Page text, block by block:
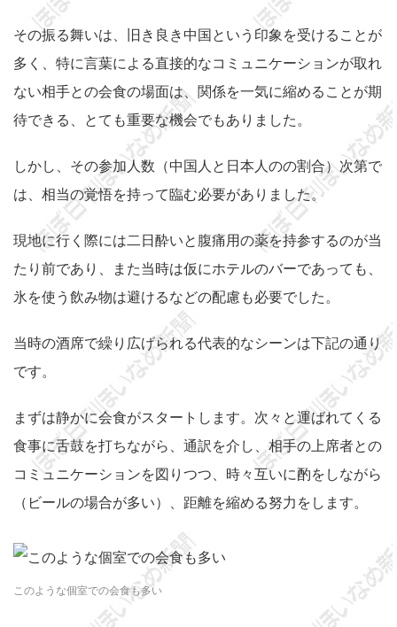
その振る舞いは、旧き良き中国という印象を受けることが
多く、特に言葉による直接的なコミュニケーションが取れ
ない相手との会食の場面は、関係を一気に縮めることが期
待できる、とても重要な機会でもありました。
しかし、その参加人数（中国人と日本人のの割合）次第で
は、相当の覚悟を持って臨む必要がありました。
現地に行く際には二日酔いと腹痛用の薬を持参するのが当
たり前であり、また当時は仮にホテルのバーであっても、
氷を使う飲み物は避けるなどの配慮も必要でした。
当時の酒席で繰り広げられる代表的なシーンは下記の通り
です。
まずは静かに会食がスタートします。次々と運ばれてくる
食事に舌鼓を打ちながら、通訳を介し、相手の上席者との
コミュニケーションを図りつつ、時々互いに酌をしながら
（ビールの場合が多い）、距離を縮める努力をします。
このような個室での会食も多い